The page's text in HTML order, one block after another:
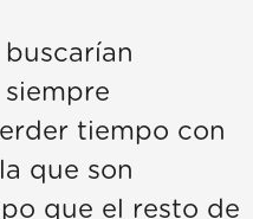
tiempo con
que son
que el resto de